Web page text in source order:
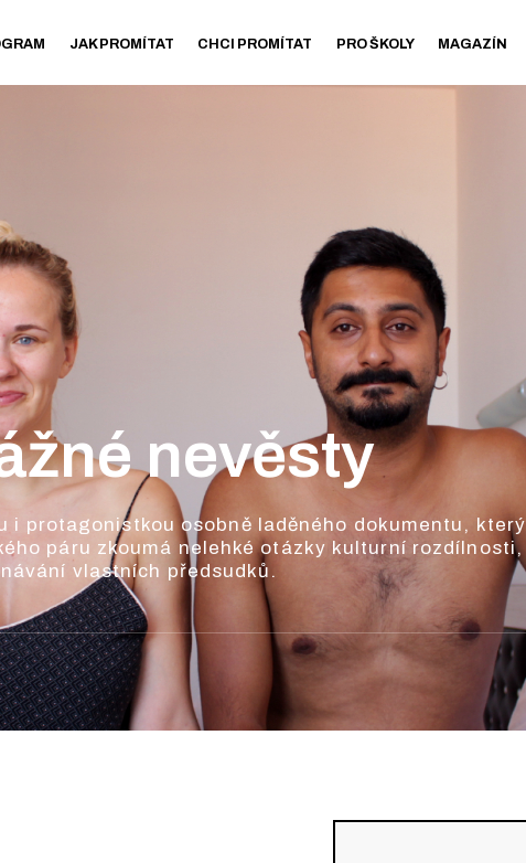
JAK PROMÍTAT CHCI PROMÍTAT PRO ŠKOLY MAGAZÍN
nevěsty
i protagonistkou osobně laděného dokumentu, který
páru zkoumá nelehké otázky kulturní rozdílnosti,
vlastních předsudků.